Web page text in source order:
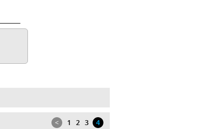
< 1 2 3 4